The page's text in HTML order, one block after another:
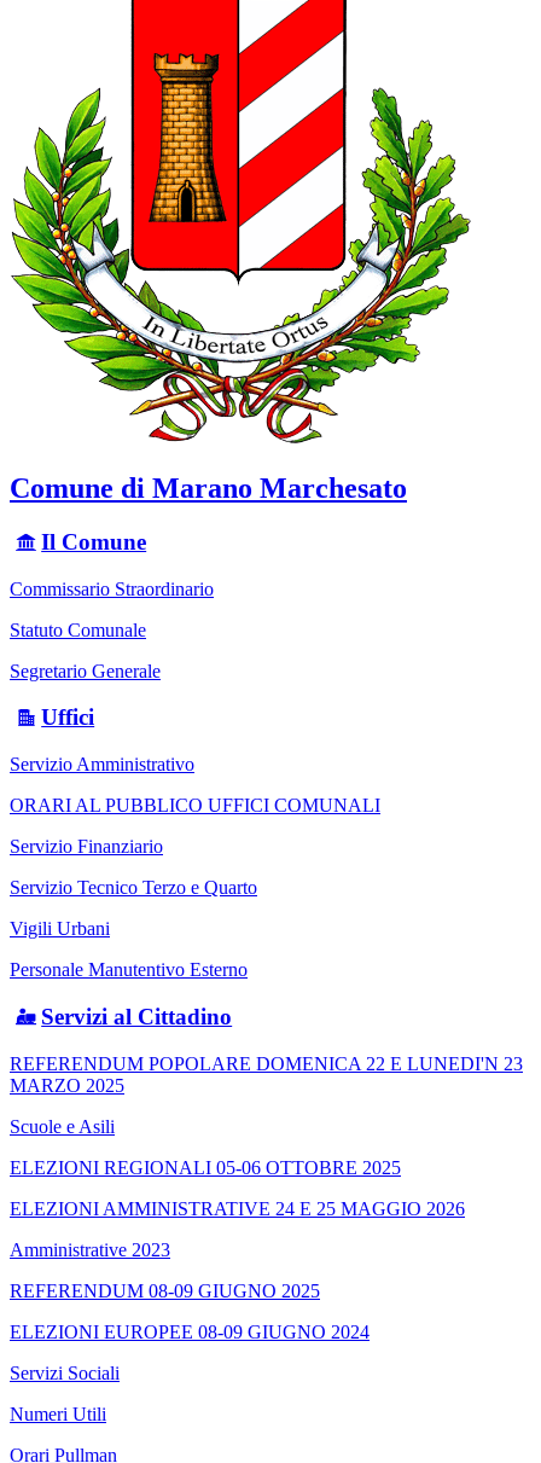
Comune di Marano Marchesato
Il Comune
Commissario Straordinario
Statuto Comunale
Segretario Generale
Uffici
Servizio Amministrativo
ORARI AL PUBBLICO UFFICI COMUNALI
Servizio Finanziario
Servizio Tecnico Terzo e Quarto
Vigili Urbani
Personale Manutentivo Esterno
Servizi al Cittadino
REFERENDUM POPOLARE DOMENICA 22 E LUNEDI'N 23
MARZO 2025
Scuole e Asili
ELEZIONI REGIONALI 05-06 OTTOBRE 2025
ELEZIONI AMMINISTRATIVE 24 E 25 MAGGIO 2026
Amministrative 2023
REFERENDUM 08-09 GIUGNO 2025
ELEZIONI EUROPEE 08-09 GIUGNO 2024
Servizi Sociali
Numeri Utili
Orari Pullman